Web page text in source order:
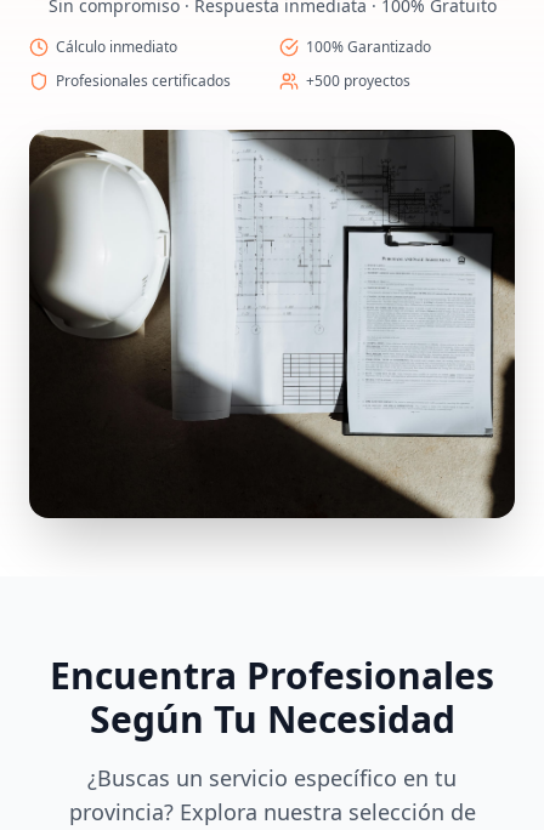
Sin compromiso · Respuesta inmediata · 100% Gratuito
Cálculo inmediato
100% Garantizado
Profesionales certificados
+500 proyectos
Encuentra Profesionales
Según Tu Necesidad
¿Buscas un servicio específico en tu
provincia? Explora nuestra selección de